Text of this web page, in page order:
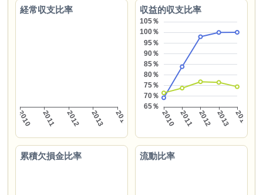
経常収支比率 収益的収支比率
累積欠損金比率 流動比率